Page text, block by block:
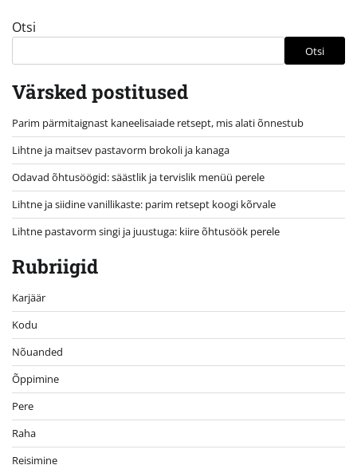
Otsi
Otsi
Värsked postitused
Parim pärmitaignast kaneelisaiade retsept, mis alati õnnestub
Lihtne ja maitsev pastavorm brokoli ja kanaga
Odavad õhtusöögid: säästlik ja tervislik menüü perele
Lihtne ja siidine vanillikaste: parim retsept koogi kõrvale
Lihtne pastavorm singi ja juustuga: kiire õhtusöök perele
Rubriigid
Karjäär
Kodu
Nõuanded
Õppimine
Pere
Raha
Reisimine